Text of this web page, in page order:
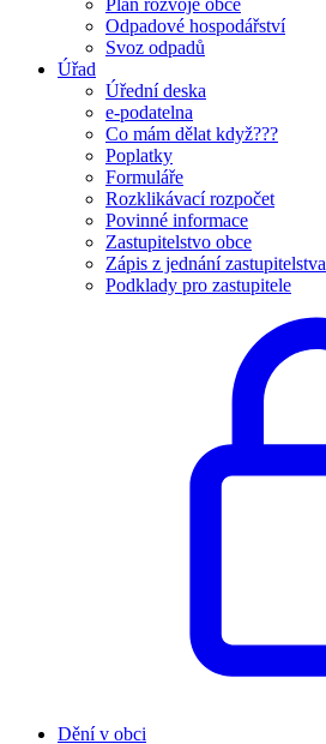
Plán rozvoje obce
Odpadové hospodářství
Svoz odpadů
Úřad
Úřední deska
e-podatelna
Co mám dělat když???
Poplatky
Formuláře
Rozklikávací rozpočet
Povinné informace
Zastupitelstvo obce
Zápis z jednání zastupitelstva
Podklady pro zastupitele
Dění v obci